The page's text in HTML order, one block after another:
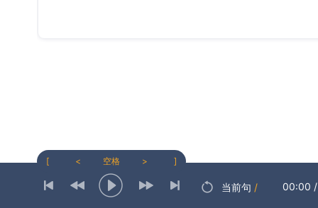
[ < 空格 > ]
当前句 / 00:00 /